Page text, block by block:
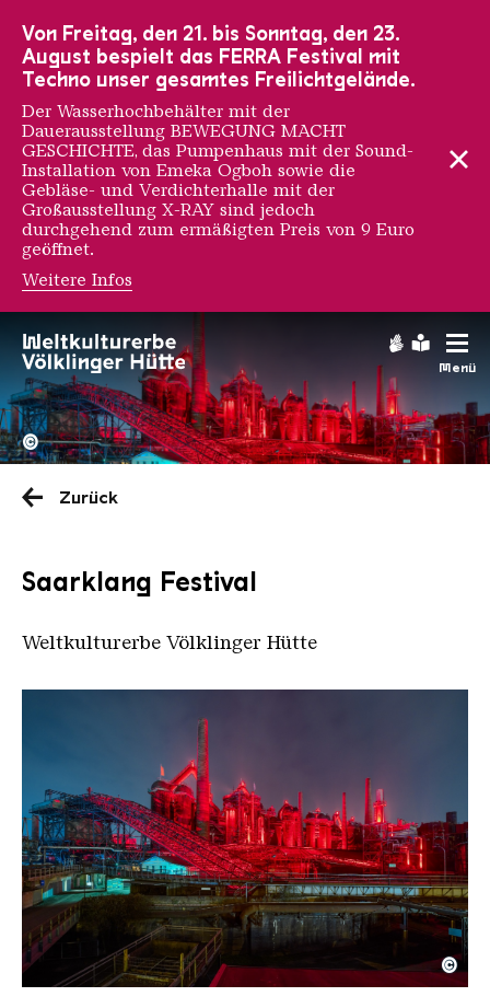
Menü
Hochofengruppe in Rot
Copyright:
©
Zurück
Saarklang Festival
Weltkulturerbe Völklinger Hütte
Hochofengruppe in Rot
Copyright: Weltkulturerbe Völklinger Hütte |
©
Von Freitag, den 21. bis Sonntag, den 23.
August bespielt das FERRA Festival mit
Techno unser gesamtes Freilichtgelände.
Der Wasserhochbehälter mit der
Dauerausstellung BEWEGUNG MACHT
GESCHICHTE, das Pumpenhaus mit der Sound-
Installation von Emeka Ogboh sowie die
Gebläse- und Verdichterhalle mit der
Großausstellung X-RAY sind jedoch
durchgehend zum ermäßigten Preis von 9 Euro
geöffnet.
Weitere Infos